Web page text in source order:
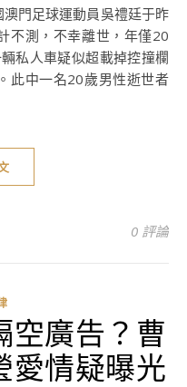
不測，不幸離世，年僅20
私人車疑似超載掉控撞欄
此中一名20歲男性逝世者
0 評論
空廣告？曹
愛情疑曝光